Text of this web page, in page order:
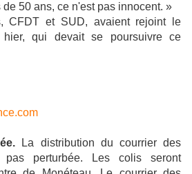
50 ans, ce n'est pas innocent. »
CFDT et SUD, avaient rejoint le
hier, qui devait se poursuivre ce
La distribution du courrier des
pas perturbée. Les colis seront